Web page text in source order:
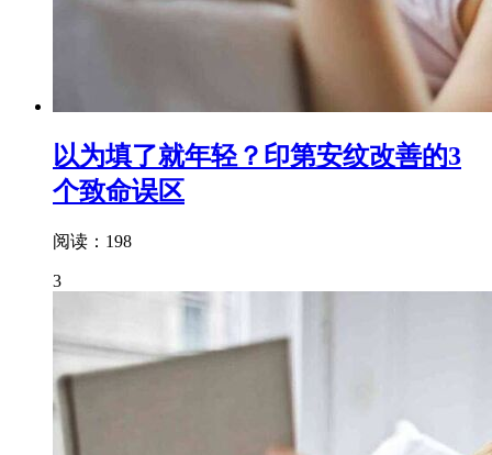
以为填了就年轻？印第安纹改善的3
个致命误区
阅读：198
3